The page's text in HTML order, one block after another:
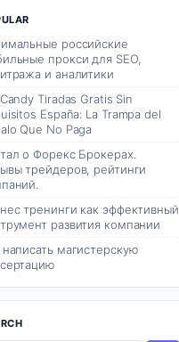
российские
прокси для SEO,
и аналитики
Tiradas Gratis Sin
España: La Trampa del
Que No Paga
о Форекс Брокерах.
трейдеров, рейтинги
тренинги как эффективный
развития компании
написать магистерскую